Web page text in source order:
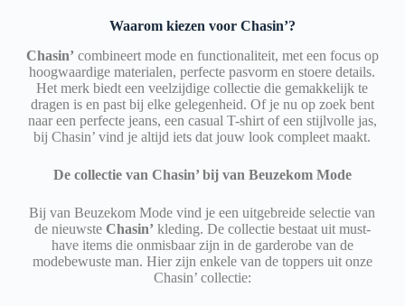
Waarom kiezen voor Chasin’?
Chasin’ combineert mode en functionaliteit, met een focus op
hoogwaardige materialen, perfecte pasvorm en stoere details.
Het merk biedt een veelzijdige collectie die gemakkelijk te
dragen is en past bij elke gelegenheid. Of je nu op zoek bent
naar een perfecte jeans, een casual T-shirt of een stijlvolle jas,
bij Chasin’ vind je altijd iets dat jouw look compleet maakt.
De collectie van Chasin’ bij van Beuzekom Mode
Bij van Beuzekom Mode vind je een uitgebreide selectie van
de nieuwste Chasin’ kleding. De collectie bestaat uit must-
have items die onmisbaar zijn in de garderobe van de
modebewuste man. Hier zijn enkele van de toppers uit onze
Chasin’ collectie: